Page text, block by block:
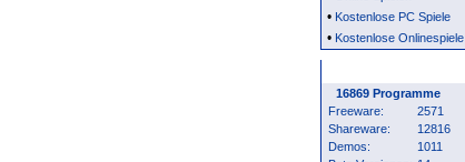
• Kostenlose PC Spiele
• Kostenlose Onlinespiele
16869 Programme
Freeware:
2571
Shareware:
12816
Demos:
1011